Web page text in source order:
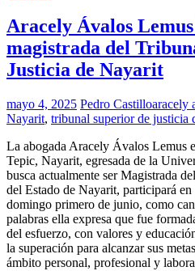
Aracely Ávalos
magistrada del
Justicia de Nayarit
mayo 4, 2025 Pedro Castilloaracely
Nayarit, tribunal superior de justicia
La abogada Aracely Ávalos Lemus
Tepic, Nayarit, egresada de la
busca actualmente ser Magistrada
del Estado de Nayarit, participará
domingo primero de junio, como
palabras ella expresa que fue
del esfuerzo, con valores y
la superación para alcanzar sus
ámbito personal, profesional y